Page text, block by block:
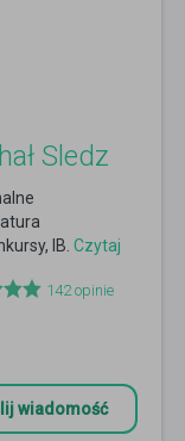
Sledz
IB. Czytaj
142opinie
wiadomość